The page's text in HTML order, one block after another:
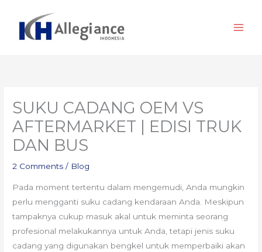
content
SUKU CADANG OEM VS
AFTERMARKET | EDISI TRUK
DAN BUS
2 Comments / Blog
Pada moment tertentu dalam mengemudi, Anda mungkin
perlu mengganti suku cadang kendaraan Anda. Meskipun
tampaknya cukup masuk akal untuk meminta seorang
profesional melakukannya untuk Anda, tetapi jenis suku
cadang yang digunakan bengkel untuk memperbaiki akan